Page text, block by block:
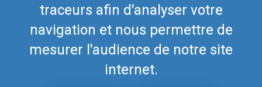
traceurs afin d'analyser votre
navigation et nous permettre de
mesurer l'audience de notre site
internet.
Téléphone US/Canada418-592-8862
(c) Myriel Aviation SA